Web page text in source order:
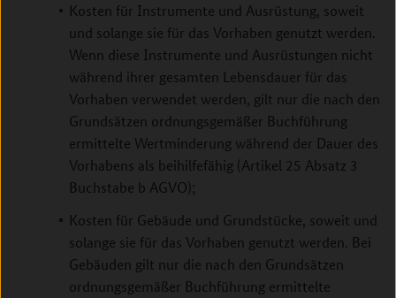
Kosten für Instrumente und Ausrüstung, soweit
und solange sie für das Vorhaben genutzt werden.
Wenn diese Instrumente und Ausrüstungen nicht
während ihrer gesamten Lebensdauer für das
Vorhaben verwendet werden, gilt nur die nach den
Grundsätzen ordnungsgemäßer Buchführung
ermittelte Wertminderung während der Dauer des
Vorhabens als beihilfefähig (Artikel 25 Absatz 3
Buchstabe b AGVO);
Kosten für Gebäude und Grundstücke, soweit und
solange sie für das Vorhaben genutzt werden. Bei
Gebäuden gilt nur die nach den Grundsätzen
ordnungsgemäßer Buchführung ermittelte